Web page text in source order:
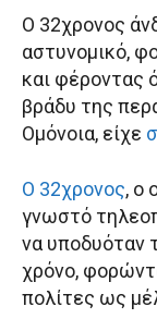
Ο 32χρονος
αστυνομικό,
και φέροντας
βράδυ της
Ομόνοια, είχε
Ο 32χρονος, ο
γνωστό
να υποδυόταν
χρόνο,
πολίτες ως